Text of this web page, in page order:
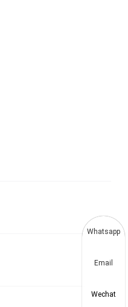
Whatsapp
Email
Wechat